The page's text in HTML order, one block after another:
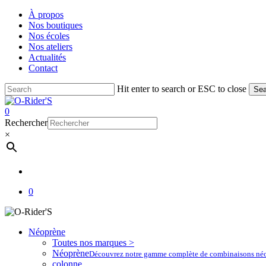
Skip
main
content
À propos
Nos boutiques
Nos écoles
Nos ateliers
Actualités
Contact
Hit enter to search or ESC to close
Close
Search
account
0
Menu
Rechercher
×
0
Néoprène
Toutes nos marques >
NéoprèneDécouvrez notre gamme complète de combinaisons
colonne